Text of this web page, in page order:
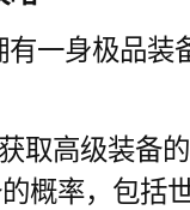
一身极品装
取高级装备
概率，包括